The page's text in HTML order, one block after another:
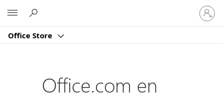
Office Store
Iniciar
sesión
en
cuenta
Office.com en